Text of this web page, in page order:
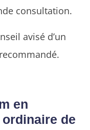
consultation.
avisé d’un
en
de